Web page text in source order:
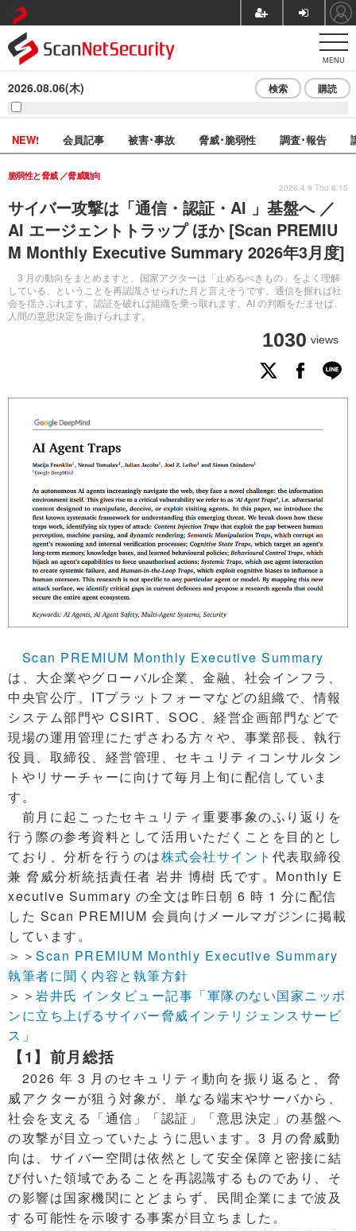
MENU
2026.08.06(木) 検索 購読
NEW! 会員記事 被害･事故 脅威･脆弱性 調査･報告
サイバー攻撃は「通信・認証・AI 」基盤へ ／
AI エージェントトラップ ほか [Scan PREMIU
M Monthly Executive Summary 2026年3月度]
3 月の動向をまとめますと、国家アクターは「止めるべきもの」をよく理解
している、ということを再認識させられた月と言えそうです。通信を握れば社
会を揺さぶれます。認証を破れば組織を乗っ取れます。AI の判断をだませば、
人間の意思決定を曲げられます。
脆弱性と脅威 脅威動向
1030 views
2026.4.9 Thu 8:15
Scan PREMIUM Monthly Executive Summary
は、大企業やグローバル企業、金融、社会インフラ、
中央官公庁、ITプラットフォーマなどの組織で、情報
システム部門や CSIRT、SOC、経営企画部門などで
現場の運用管理にたずさわる方々や、事業部長、執行
役員、取締役、経営管理、セキュリティコンサルタン
トやリサーチャーに向けて毎月上旬に配信していま
す。
前月に起こったセキュリティ重要事象のふり返りを
行う際の参考資料として活用いただくことを目的とし
ており、分析を行うのは株式会社サイント 代表取締役
兼 脅威分析統括責任者 岩井 博樹 氏です。Monthly E
xecutive Summary の全文は昨日朝 6 時 1 分に配信
した Scan PREMIUM 会員向けメールマガジンに掲載
しています。
＞＞ Scan PREMIUM Monthly Executive Summary
執筆者に聞く内容と執筆方針
＞＞ 岩井氏 インタビュー記事「軍隊のない国家ニッポ
ンに立ち上げるサイバー脅威インテリジェンスサービ
ス」
【1】前月総括
2026 年 3 月のセキュリティ動向を振り返ると、脅
威アクターが狙う対象が、単なる端末やサーバから、
社会を支える「通信」「認証」「意思決定」の基盤へ
の攻撃が目立っていたように思います。3 月の脅威動
向は、サイバー空間は依然として安全保障と密接に結
び付いた領域であることを再認識するものであり、そ
の影響は国家機関にとどまらず、民間企業にまで波及
する可能性を示唆する事案が目立ちました。